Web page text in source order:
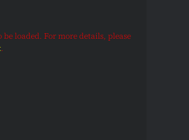
loaded. For more details, please
.